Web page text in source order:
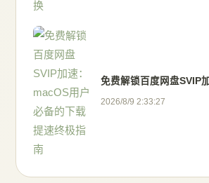
免费解锁百度网盘SVIP
2026/8/9 2:33:27